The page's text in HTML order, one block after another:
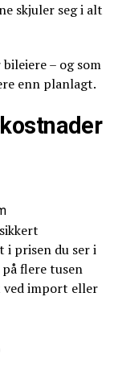
skjuler seg i alt
– og som
enn planlagt.
prisen du ser i
flere tusen
ved import eller